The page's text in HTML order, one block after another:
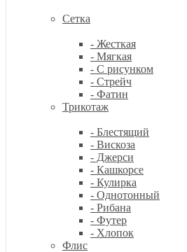
Сетка
- Жесткая
- Мягкая
- С рисунком
- Стрейч
- Фатин
Трикотаж
- Блестящий
- Вискоза
- Джерси
- Кашкорсе
- Кулирка
- Однотонный
- Рибана
- Футер
- Хлопок
Флис